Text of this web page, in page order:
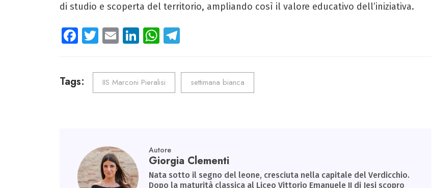
di studio e scoperta del territorio, ampliando così il valore educativo dell’iniziativa.
Fa
ce
o
ok
T
wi
tt
er
E
m
ail
Li
nk
e
dI
n
W
ha
ts
A
p
gr
m
Tags: IIS Marconi Pieralisi settimana bianca
Autore
Giorgia Clementi
Nata sotto il segno del leone, cresciuta nella capitale del Verdicchio.
Dopo la maturità classica al Liceo Vittorio Emanuele II di Jesi scopro